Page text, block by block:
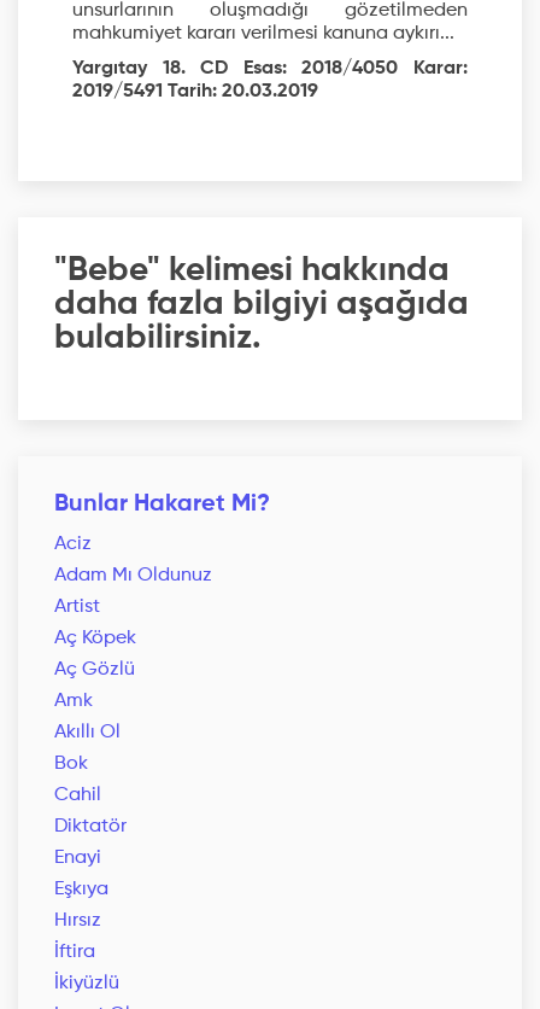
unsurlarının oluşmadığı gözetilmeden
mahkumiyet kararı verilmesi kanuna aykırı...
Yargıtay 18. CD Esas: 2018/4050 Karar:
2019/5491 Tarih: 20.03.2019
"Bebe" kelimesi hakkında
daha fazla bilgiyi aşağıda
bulabilirsiniz.
Bunlar Hakaret Mi?
Aciz
Adam Mı Oldunuz
Artist
Aç Köpek
Aç Gözlü
Amk
Akıllı Ol
Bok
Cahil
Diktatör
Enayi
Eşkıya
Hırsız
İftira
İkiyüzlü